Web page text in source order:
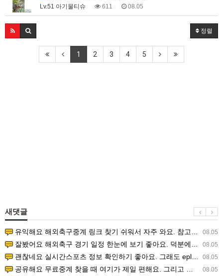
Lv.51 아기물티슈 611 08.05
정렬
1 2 3 4 5
새댓글
08.05
유익해요 해외축구중계 링크 찾기 쉬워서 자주 와요. 참고로 무료스포츠중계 정보 확인할 때 출처 꼭 체크해요.…
08.05
잘봤어요 해외축구 경기 일정 한눈에 보기 좋아요. 덕분에 epl중계 볼 때 공식 중계 채널 먼저 찾아봐요. …
08.05
괜찮네요 실시간스포츠 정보 확인하기 좋아요. 그래도 epl중계 볼 때 공식 중계 채널 먼저 찾아봐요. 북마크…
08.05
공유해요 무료중계 찾을 때 여기가 제일 편해요. 그리고 무료스포츠중계 정보 확인할 때 출처 꼭 체크해요. 앞…